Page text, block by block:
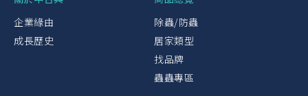
企業緣由
成長歷史
除蟲/防蟲
居家類型
找品牌
蟲蟲專區